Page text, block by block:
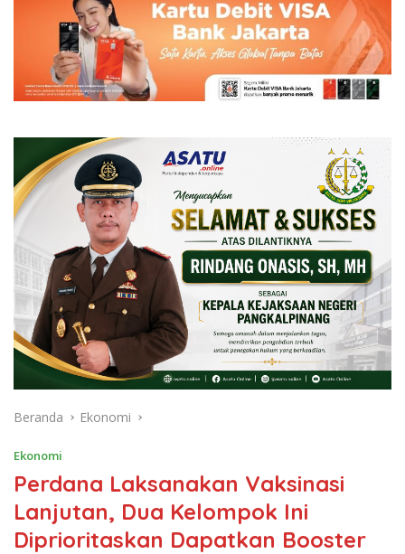
Beranda Ekonomi
Ekonomi
Perdana Laksanakan Vaksinasi
Lanjutan, Dua Kelompok Ini
Diprioritaskan Dapatkan Booster